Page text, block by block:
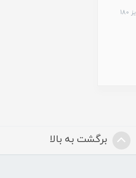
شیلنگ شارژ گاز R22 سیگما سایز 180
برگشت به بالا